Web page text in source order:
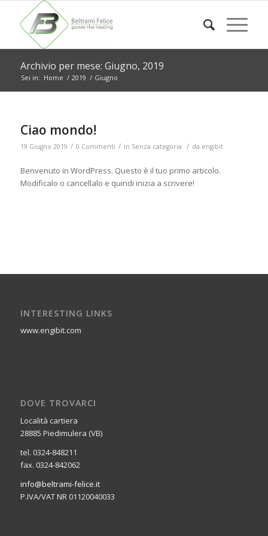
Archivio per mese: Giugno, 2019
Sei in: Home / 2019 / Giugno
Ciao mondo!
19 Giugno 2019 / 0 Commenti / in Senza categoria / da engibit
Benvenuto in WordPress. Questo è il tuo primo articolo.
Modificalo o cancellalo e quindi inizia a scrivere!
INTERESTING LINKS
www.engibit.com
DOVE TROVARCI
Località cartiera
28885 Piedimulera (VB)
tel. 0324-848211
fax. 0324-842062
info@beltrami-felice.it
P.IVA/VAT NR 01120040033